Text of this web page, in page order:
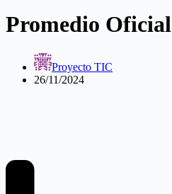
Promedio Oficial
Proyecto TIC
26/11/2024